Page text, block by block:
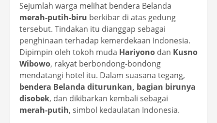
Sejumlah warga melihat bendera Belanda
merah-putih-biru berkibar di atas gedung
tersebut. Tindakan itu dianggap sebagai
penghinaan terhadap kemerdekaan Indonesia.
Dipimpin oleh tokoh muda Hariyono dan Kusno
Wibowo, rakyat berbondong-bondong
mendatangi hotel itu. Dalam suasana tegang,
bendera Belanda diturunkan, bagian birunya
disobek, dan dikibarkan kembali sebagai
merah-putih, simbol kedaulatan Indonesia.